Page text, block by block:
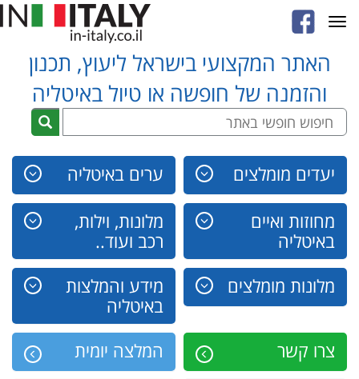
האתר המקצועי בישראל ליעוץ, תכנון
והזמנה של חופשה או טיול באיטליה
יעדים מומלצים ערים באיטליה
מחוזות ואיים
באיטליה
מלונות, וילות,
רכב ועוד..
מלונות מומלצים
מידע והמלצות
באיטליה
צרו קשר
המלצה יומית
Toggle
navigation